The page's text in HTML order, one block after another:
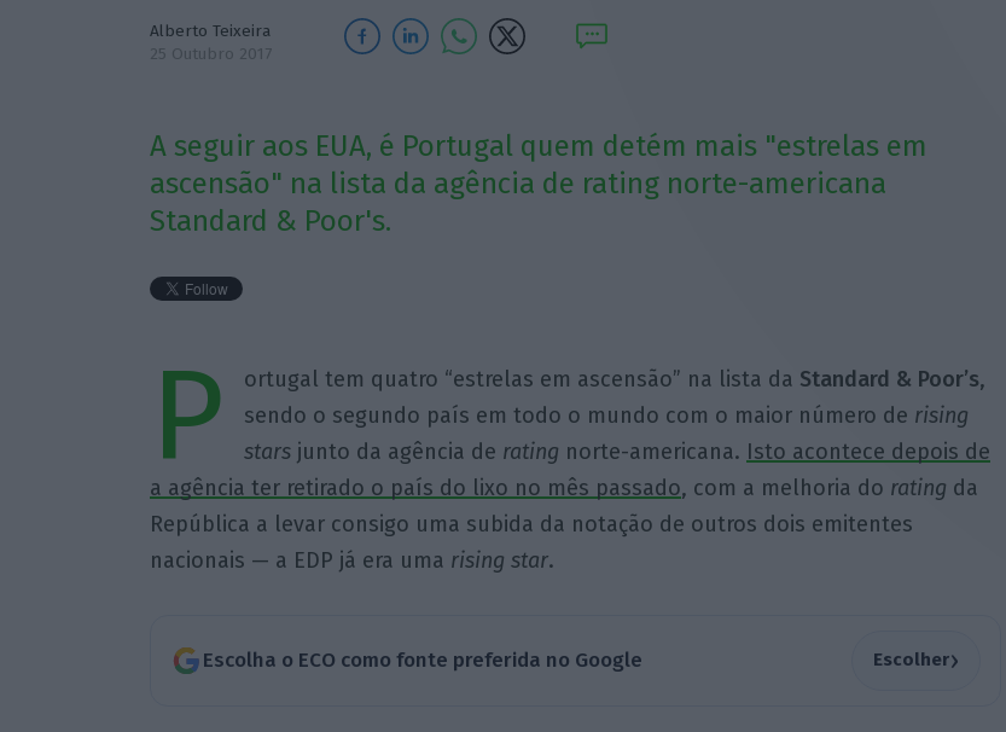
Alberto Teixeira
25 Outubro 2017
A seguir aos EUA, é Portugal quem detém mais "estrelas em
ascensão" na lista da agência de rating norte-americana
Standard & Poor's.
P ortugal tem quatro “estrelas em ascensão” na lista da Standard & Poor’s,
sendo o segundo país em todo o mundo com o maior número de rising
stars junto da agência de rating norte-americana. Isto acontece depois de
a agência ter retirado o país do lixo no mês passado, com a melhoria do rating da
República a levar consigo uma subida da notação de outros dois emitentes
nacionais — a EDP já era uma rising star.
Escolha o ECO como fonte preferida no Google Escolher›